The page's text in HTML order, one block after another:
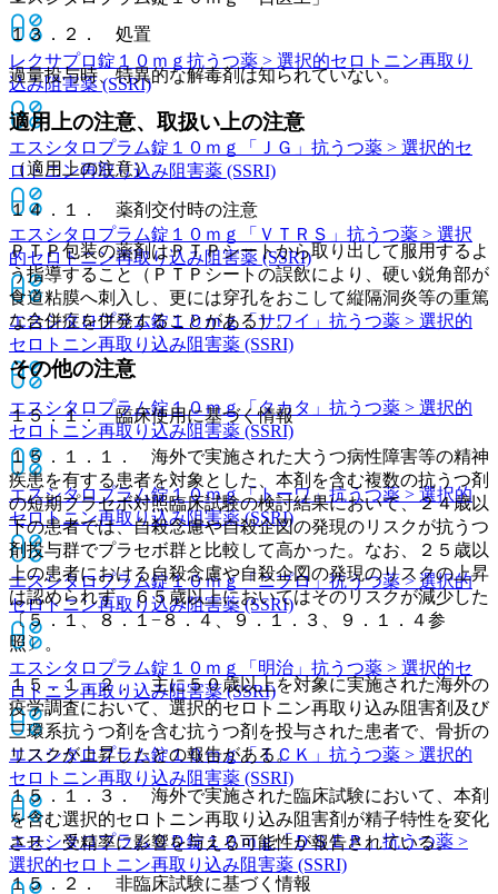
レクサプロ錠１０ｍｇ 抗うつ薬 > 選択的セロトニン再取り
込み阻害薬 (SSRI)
エスシタロプラム錠１０ｍｇ「ＪＧ」 抗うつ薬 > 選択的セ
ロトニン再取り込み阻害薬 (SSRI)
エスシタロプラム錠１０ｍｇ「ＶＴＲＳ」 抗うつ薬 > 選択
的セロトニン再取り込み阻害薬 (SSRI)
エスシタロプラム錠１０ｍｇ「サワイ」 抗うつ薬 > 選択的
セロトニン再取り込み阻害薬 (SSRI)
エスシタロプラム錠１０ｍｇ「タカタ」 抗うつ薬 > 選択的
セロトニン再取り込み阻害薬 (SSRI)
エスシタロプラム錠１０ｍｇ「トーワ」抗うつ薬 > 選択的
セロトニン再取り込み阻害薬 (SSRI)
エスシタロプラム錠１０ｍｇ「ニプロ」抗うつ薬 > 選択的
セロトニン再取り込み阻害薬 (SSRI)
エスシタロプラム錠１０ｍｇ「明治」 抗うつ薬 > 選択的セ
ロトニン再取り込み阻害薬 (SSRI)
エスシタロプラム錠１０ｍｇ「ＴＣＫ」 抗うつ薬 > 選択的
セロトニン再取り込み阻害薬 (SSRI)
エスシタロプラムＯＤ錠１０ｍｇ「ＤＳＥＰ」抗うつ薬 >
選択的セロトニン再取り込み阻害薬 (SSRI)
１３．２． 処置
過量投与時、特異的な解毒剤は知られていない。
適用上の注意、取扱い上の注意
（適用上の注意）
１４．１． 薬剤交付時の注意
ＰＴＰ包装の薬剤はＰＴＰシートから取り出して服用するよ
う指導すること（ＰＴＰシートの誤飲により、硬い鋭角部が
食道粘膜へ刺入し、更には穿孔をおこして縦隔洞炎等の重篤
な合併症を併発することがある）。
その他の注意
１５．１． 臨床使用に基づく情報
１５．１．１． 海外で実施された大うつ病性障害等の精神
疾患を有する患者を対象とした、本剤を含む複数の抗うつ剤
の短期プラセボ対照臨床試験の検討結果において、２４歳以
下の患者では、自殺念慮や自殺企図の発現のリスクが抗うつ
剤投与群でプラセボ群と比較して高かった。なお、２５歳以
上の患者における自殺念慮や自殺企図の発現のリスクの上昇
は認められず、６５歳以上においてはそのリスクが減少した
〔５．１、８．１−８．４、９．１．３、９．１．４参
照〕。
１５．１．２． 主に５０歳以上を対象に実施された海外の
疫学調査において、選択的セロトニン再取り込み阻害剤及び
三環系抗うつ剤を含む抗うつ剤を投与された患者で、骨折の
リスクが上昇したとの報告がある。
１５．１．３． 海外で実施された臨床試験において、本剤
を含む選択的セロトニン再取り込み阻害剤が精子特性を変化
させ、受精率に影響を与える可能性が報告されている。
１５．２． 非臨床試験に基づく情報